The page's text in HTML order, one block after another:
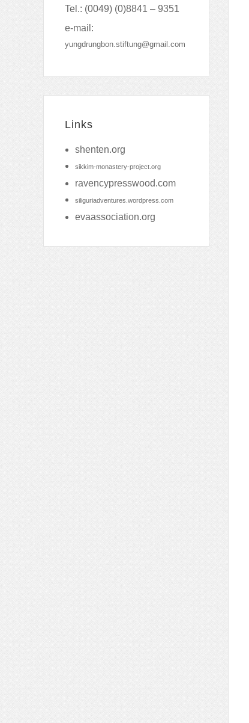
Tel.: (0049) (0)8841 – 9351
e-mail:
yungdrungbon.stiftung@gmail.com
Links
shenten.org
sikkim-monastery-project.org
ravencypresswood.com
siliguriadventures.wordpress.com
evaassociation.org